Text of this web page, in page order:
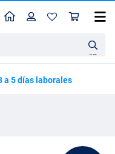
en
Perfil
a 5 días laborales
Fox Rage Zander Pro Shad Cargado 16 cm (39 g)